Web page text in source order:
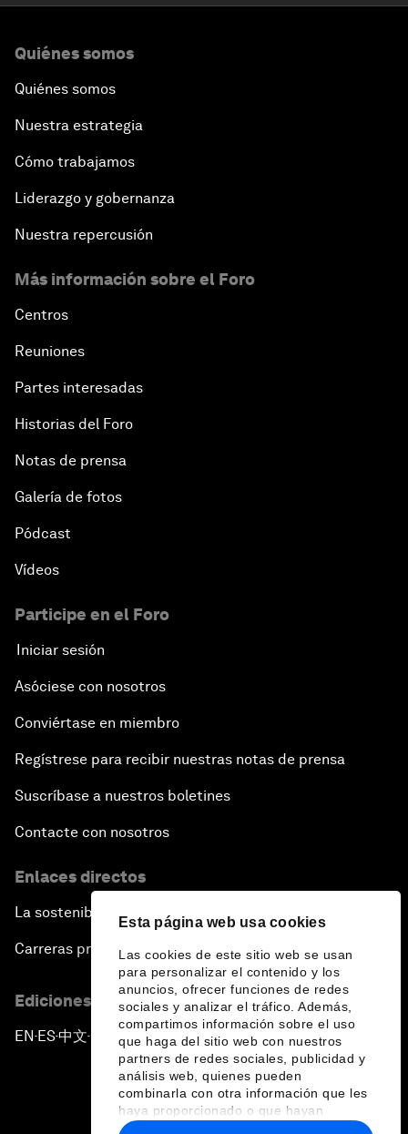
Esta página web usa cookies
Las cookies de este sitio web se usan
para personalizar el contenido y los
anuncios, ofrecer funciones de redes
sociales y analizar el tráfico. Además,
compartimos información sobre el uso
que haga del sitio web con nuestros
partners de redes sociales, publicidad y
análisis web, quienes pueden
combinarla con otra información que les
haya proporcionado o que hayan
recopilado a partir del uso que haya
Quiénes somos
Quiénes somos
Nuestra estrategia
Cómo trabajamos
Liderazgo y gobernanza
Nuestra repercusión
Más información sobre el Foro
Centros
Reuniones
Partes interesadas
Historias del Foro
Notas de prensa
Galería de fotos
Pódcast
Vídeos
Participe en el Foro
Iniciar sesión
Asóciese con nosotros
Conviértase en miembro
Regístrese para recibir nuestras notas de prensa
Suscríbase a nuestros boletines
Contacte con nosotros
Enlaces directos
La sostenibilidad en el Foro
Carreras profesionales
Ediciones en otros idiomas
EN ▪ES▪中文▪ 日本語